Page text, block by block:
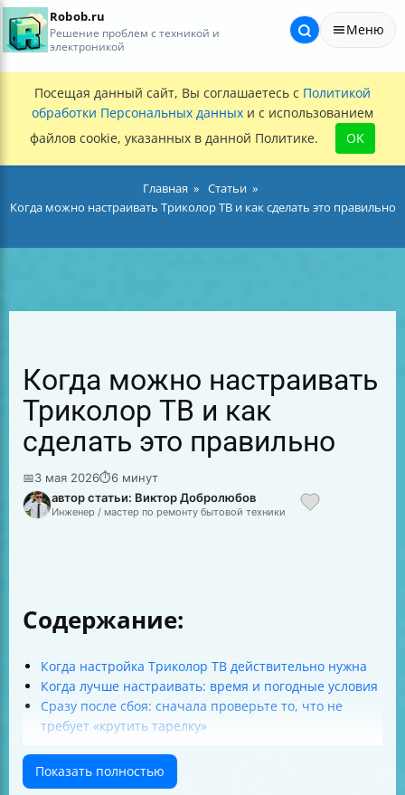
Robob.ru
Решение проблем с техникой и
электроникой
Меню
Посещая данный сайт, Вы соглашаетесь с Политикой
обработки Персональных данных и с использованием
файлов cookie, указанных в данной Политике.
OK
Главная
Статьи
Когда можно настраивать Триколор ТВ и как сделать это правильно
Когда можно настраивать
Триколор ТВ и как
сделать это правильно
📅3 мая 2026⏱6 минут
автор статьи: Виктор Добролюбов
Инженер / мастер по ремонту бытовой техники
Содержание:
Когда настройка Триколор ТВ действительно нужна
Когда лучше настраивать: время и погодные условия
Сразу после сбоя: сначала проверьте то, что не
требует «крутить тарелку»
Как понять, что пора настраивать именно антенну
Минимальные значения силы/качества: ориентиры
Показать полностью